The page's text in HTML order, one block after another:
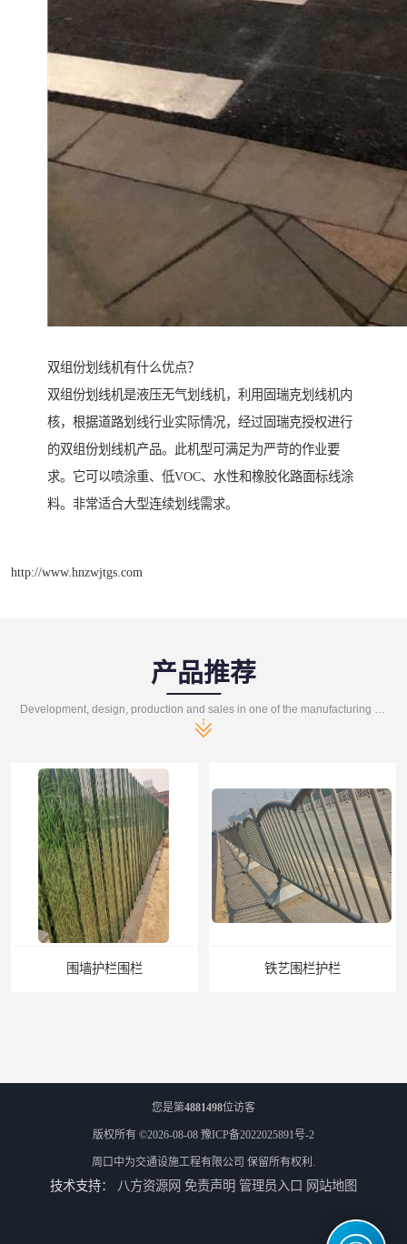
双组份划线机有什么优点？
双组份划线机是液压无气划线机，利用固瑞克划线机内
核，根据道路划线行业实际情况，经过固瑞克授权进行
的双组份划线机产品。此机型可满足为严苛的作业要
求。它可以喷涂重、低VOC、水性和橡胶化路面标线涂
料。非常适合大型连续划线需求。
http://www.hnzwjtgs.com
产品推荐
铁艺围栏护栏 悬臂式标志杆
您是第4881498位访客
版权所有 ©2026-08-08 豫ICP备2022025891号-2
周口中为交通设施工程有限公司 保留所有权利.
技术支持： 八方资源网 免责声明 管理员入口 网站地图